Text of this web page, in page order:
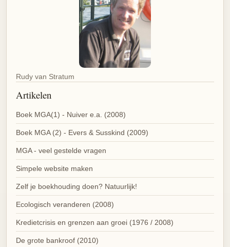
Rudy van Stratum
Artikelen
Boek MGA(1) - Nuiver e.a. (2008)
Boek MGA (2) - Evers & Susskind (2009)
MGA - veel gestelde vragen
Simpele website maken
Zelf je boekhouding doen? Natuurlijk!
Ecologisch veranderen (2008)
Kredietcrisis en grenzen aan groei (1976 / 2008)
De grote bankroof (2010)